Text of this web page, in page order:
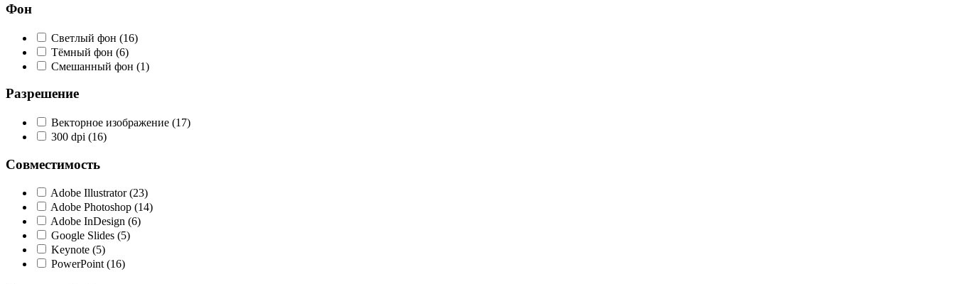
Фон
Светлый фон (16)
Тёмный фон (6)
Смешанный фон (1)
Разрешение
Векторное изображение (17)
300 dpi (16)
Совместимость
Adobe Illustrator(23)
Adobe Photoshop (14)
Adobe InDesign (6)
Google Slides (5)
Keynote (5)
PowerPoint(16)